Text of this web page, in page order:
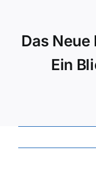
Das Neue
Ein